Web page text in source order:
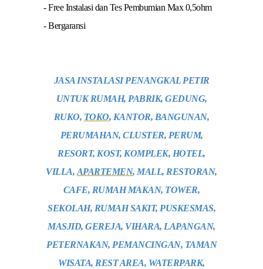
- Free Instalasi dan Tes Pembumian Max 0,5ohm
- Bergaransi
JASA INSTALASI PENANGKAL PETIR
UNTUK RUMAH, PABRIK, GEDUNG,
RUKO, TOKO, KANTOR, BANGUNAN,
PERUMAHAN, CLUSTER, PERUM,
RESORT, KOST, KOMPLEK, HOTEL,
VILLA, APARTEMEN, MALL, RESTORAN,
CAFE, RUMAH MAKAN, TOWER,
SEKOLAH, RUMAH SAKIT, PUSKESMAS,
MASJID, GEREJA, VIHARA, LAPANGAN,
PETERNAKAN, PEMANCINGAN, TAMAN
WISATA, REST AREA, WATERPARK,